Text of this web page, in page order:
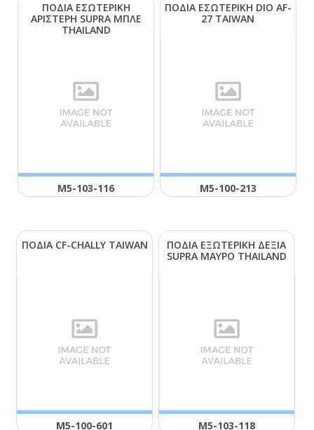
ΠΟΔΙΑ ΕΣΩΤΕΡΙΚΗ
ΑΡΙΣΤΕΡΗ SUΡRΑ ΜΠΛΕ
ΤΗΑΙLΑΝD
Μ5-103-116
ΠΟΔΙΑ ΕΣΩΤΕΡΙΚΗ DΙΟ ΑF-
27 ΤΑΙWΑΝ
Μ5-100-213
ΠΟΔΙΑ CF-CΗΑLLΥ ΤΑΙWΑΝ
Μ5-100-601
ΠΟΔΙΑ ΕΞΩΤΕΡΙΚΗ ΔΕΞΙΑ
SUΡRΑ ΜΑΥΡΟ ΤΗΑΙLΑΝD
Μ5-103-118